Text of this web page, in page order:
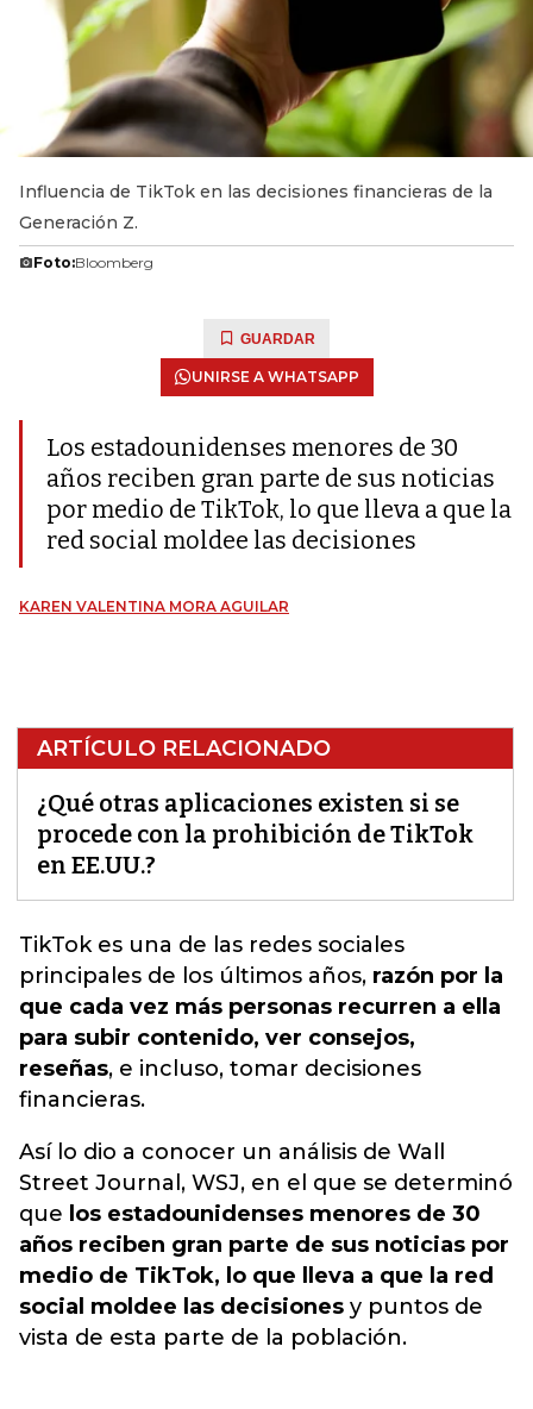
Influencia de TikTok en las decisiones financieras de la
Generación Z.
Foto:Bloomberg
GUARDAR
UNIRSE A WHATSAPP
Los estadounidenses menores de 30
años reciben gran parte de sus noticias
por medio de TikTok, lo que lleva a que la
red social moldee las decisiones
KAREN VALENTINA MORA AGUILAR
ARTÍCULO RELACIONADO
¿Qué otras aplicaciones existen si se
procede con la prohibición de TikTok
en EE.UU.?
TikTok es una de las redes sociales
principales de los últimos años, razón por la
que cada vez más personas recurren a ella
para subir contenido, ver consejos,
reseñas, e incluso, tomar decisiones
financieras.
Así lo dio a conocer un análisis de Wall
Street Journal, WSJ, en el que se determinó
que los estadounidenses menores de 30
años reciben gran parte de sus noticias por
medio de TikTok, lo que lleva a que la red
social mol dee las decisiones y puntos de
vista de esta parte de la población.